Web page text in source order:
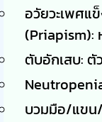
อวัยวะเพศแ
(Priapism):
ตับอักเสบ: ตั
บวมมือ/แขน